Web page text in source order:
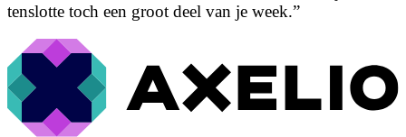
tenslotte toch een groot deel van je week.”